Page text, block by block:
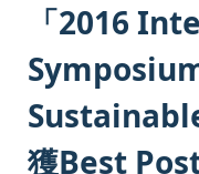
「2016
獲Best